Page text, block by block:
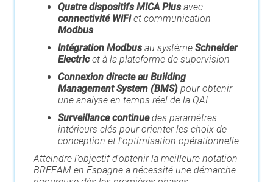
Quatre dispositifs MICA Plus avec
connectivité WiFiet communication
Modbus
Intégration Modbus au système Schneider
Electricet à la plateforme de supervision
Connexion directe au Building
Management System (BMS) pour obtenir
une analyse en temps réel de la QAI
Surveillance continuedes paramètres
intérieurs clés pour orienter les choix de
conception et l'optimisation opérationnelle
Atteindre l’objectif d’obtenir la meilleure notation
BREEAM en Espagne a nécessité une démarche